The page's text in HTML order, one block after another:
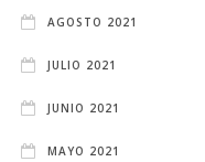
AGOSTO 2021
JULIO 2021
JUNIO 2021
MAYO 2021